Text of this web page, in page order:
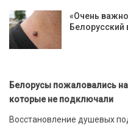
«Очень
Белорусский
Белорусы пожаловались
которые не подключали
Восстановление душевых